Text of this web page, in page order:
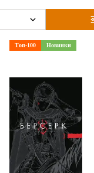
Топ-100 Новинки